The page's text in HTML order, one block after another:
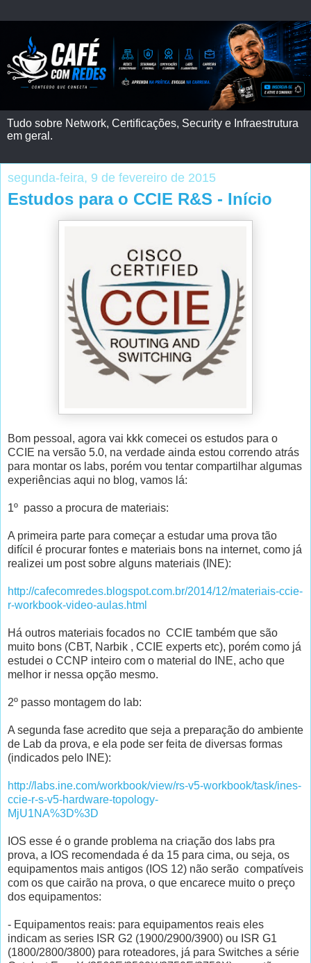
Tudo sobre Network, Certificações, Security e Infraestrutura
em geral.
segunda-feira, 9 de fevereiro de 2015
Estudos para o CCIE R&S - Início
Bom pessoal, agora vai kkk comecei os estudos para o
CCIE na versão 5.0, na verdade ainda estou correndo atrás
para montar os labs, porém vou tentar compartilhar algumas
experiências aqui no blog, vamos lá:
1º passo a procura de materiais:
A primeira parte para começar a estudar uma prova tão
difícil é procurar fontes e materiais bons na internet, como já
realizei um post sobre alguns materiais (INE):
http://cafecomredes.blogspot.com.br/2014/12/materiais-ccie-
r-workbook-video-aulas.html
Há outros materiais focados no CCIE também que são
muito bons (CBT, Narbik , CCIE experts etc), porém como já
estudei o CCNP inteiro com o material do INE, acho que
melhor ir nessa opção mesmo.
2º passo montagem do lab:
A segunda fase acredito que seja a preparação do ambiente
de Lab da prova, e ela pode ser feita de diversas formas
(indicados pelo INE):
http://labs.ine.com/workbook/view/rs-v5-workbook/task/ines-
ccie-r-s-v5-hardware-topology-
MjU1NA%3D%3D
IOS esse é o grande problema na criação dos labs pra
prova, a IOS recomendada é da 15 para cima, ou seja, os
equipamentos mais antigos (IOS 12) não serão compatíveis
com os que cairão na prova, o que encarece muito o preço
dos equipamentos:
- Equipamentos reais: para equipamentos reais eles
indicam as series ISR G2 (1900/2900/3900) ou ISR G1
(1800/2800/3800) para roteadores, já para Switches a série